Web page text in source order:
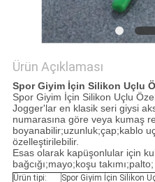
Ürün Açıklaması
Spor Giyim İçin Silikon Uçlu
Spor Giyim İçin Silikon Uçlu
Jogger'lar en klasik seri giysi
numarasına göre veya kumaş
boyanabilir;uzunluk;çap;kablo
özelleştirilebilir.
Esas olarak kapüşonlular için
bağcığı;mayo;koşu takımı;palto;
Ürün tipi:
Spor Giyim İçin Silikon